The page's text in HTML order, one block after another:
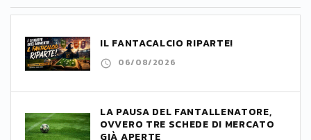
IL FANTACALCIO RIPARTE!
06/08/2026
LA PAUSA DEL FANTALLENATORE,
OVVERO TRE SCHEDE DI MERCATO
GIÀ APERTE